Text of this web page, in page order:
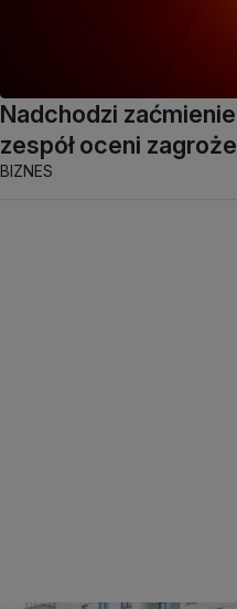
Nadchodzi
zespół oceni
BIZNES